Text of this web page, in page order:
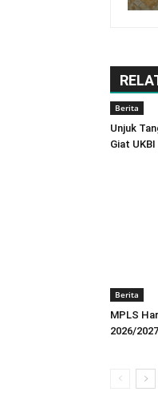
Berita
Unjuk
Giat
Berita
MPLS
2026/2027